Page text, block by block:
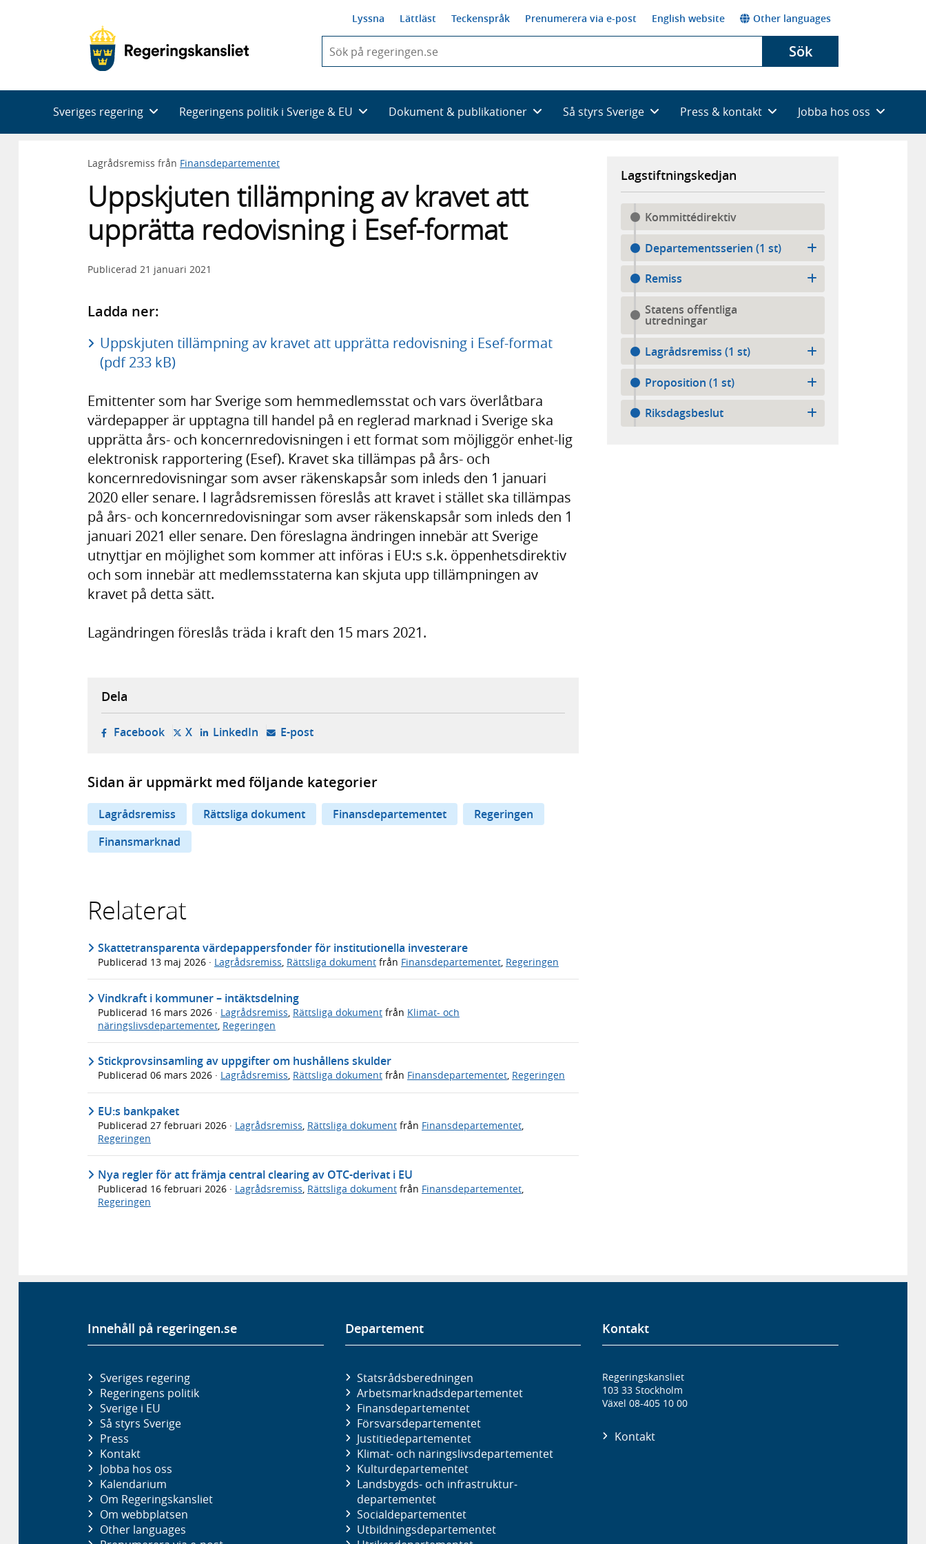
Lyssna Lättläst Teckenspråk Prenumerera via e-post English website Other languages
du
skriva
framträder
en
Sök
Sveriges regering Regeringens politik i Sverige & EU Dokument & publikationer Så styrs Sverige Press & kontakt Jobba hos oss
Lagrådsremiss från Finansdepartementet
Uppskjuten tillämpning av kravet att
upprätta redovisning i Esef-format
Publicerad 21 januari 2021
Ladda ner:
Uppskjuten tillämpning av kravet att upprätta redovisning i Esef-format
(pdf 233 kB)
Emittenter som har Sverige som hemmedlemsstat och vars överlåtbara
värdepapper är upptagna till handel på en reglerad marknad i Sverige ska
upprätta års- och koncernredovisningen i ett format som möjliggör enhet-lig
elektronisk rapportering (Esef). Kravet ska tillämpas på års- och
koncernredovisningar som avser räkenskapsår som inleds den 1 januari
2020 eller senare. I lagrådsremissen föreslås att kravet i stället ska tillämpas
på års- och koncernredovisningar som avser räkenskapsår som inleds den 1
januari 2021 eller senare. Den föreslagna ändringen innebär att Sverige
utnyttjar en möjlighet som kommer att införas i EU:s s.k. öppenhetsdirektiv
och som innebär att medlemsstaterna kan skjuta upp tillämpningen av
kravet på detta sätt.
Lagändringen föreslås träda i kraft den 15 mars 2021.
Lagstiftningskedjan
Kommittédirektiv
Departementsserien (1 st)
Remiss
Statens offentliga
utredningar
Lagrådsremiss (1 st)
Proposition (1 st)
Riksdagsbeslut
Dela
Facebook- öppnas i ny flik, extern webbplats,
X- öppnas i ny flik, extern webbplats,
LinkedIn- öppnas i ny flik, extern webbplats,
E-post- öppnar din e-postklient,
Sidan är uppmärkt med följande kategorier
Lagrådsremiss Rättsliga dokument Finansdepartementet
Regeringen
Finansmarknad
Relaterat
Skattetransparenta värdepappersfonder för institutionella investerare
Publicerad 13 maj 2026 · Lagrådsremiss, Rättsliga dokument från Finansdepartementet, Regeringen
Vindkraft i kommuner – intäktsdelning
Publicerad 16 mars 2026 · Lagrådsremiss Rättsliga dokument från Klimat- och
näringslivsdepartementet Regeringen
Stickprovsinsamling av uppgifter om hushållens skulder
Publicerad 06 mars 2026 · Lagrådsremiss, Rättsliga dokument från Finansdepartementet, Regeringen
EU:s bankpaket
Publicerad 27 februari 2026 · Lagrådsremiss, Rättsliga dokument från Finansdepartementet,
Regeringen
Nya regler för att främja central clearing av OTC-derivat i EU
Publicerad 16 februari 2026 · Lagrådsremiss Rättsliga dokument från Finansdepartementet
Regeringen
Innehåll på regeringen.se
Sveriges regering
Regeringens politik
Sverige i EU
Så styrs Sverige
Press
Kontakt
Jobba hos oss
Kalendarium
Om Regeringskansliet
Om webbplatsen
Other languages
Departement
Statsrådsberedningen
Arbetsmarknads­departementet
Finans­departementet
Försvars­departementet
Justitie­departementet
Klimat- och näringslivs­departementet
Kultur­departementet
Landsbygds- och infrastruktur­
departementet
Social­departementet
Utbildnings­departementet
Kontakt
Regeringskansliet
103 33 Stockholm
Växel 08-405 10 00
Kontakt